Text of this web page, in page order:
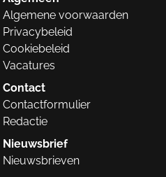
Algemene voorwaarden
Privacybeleid
Cookiebeleid
Vacatures
Contact
Contactformulier
Redactie
Nieuwsbrief
Nieuwsbrieven